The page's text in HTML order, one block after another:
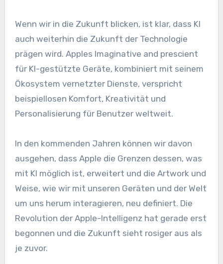
Wenn wir in die Zukunft blicken, ist klar, dass KI
auch weiterhin die Zukunft der Technologie
prägen wird. Apples Imaginative and prescient
für KI-gestützte Geräte, kombiniert mit seinem
Ökosystem vernetzter Dienste, verspricht
beispiellosen Komfort, Kreativität und
Personalisierung für Benutzer weltweit.
In den kommenden Jahren können wir davon
ausgehen, dass Apple die Grenzen dessen, was
mit KI möglich ist, erweitert und die Artwork und
Weise, wie wir mit unseren Geräten und der Welt
um uns herum interagieren, neu definiert. Die
Revolution der Apple-Intelligenz hat gerade erst
begonnen und die Zukunft sieht rosiger aus als
je zuvor.